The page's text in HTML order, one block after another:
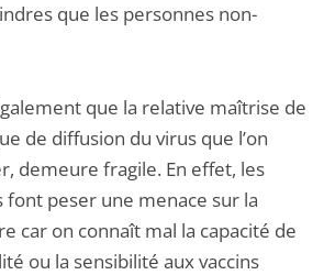
que les personnes non-
que la relative maîtrise de
de diffusion du virus que l’on
demeure fragile. En effet, les
font peser une menace sur la
car on connaît mal la capacité de
ou la sensibilité aux vaccins